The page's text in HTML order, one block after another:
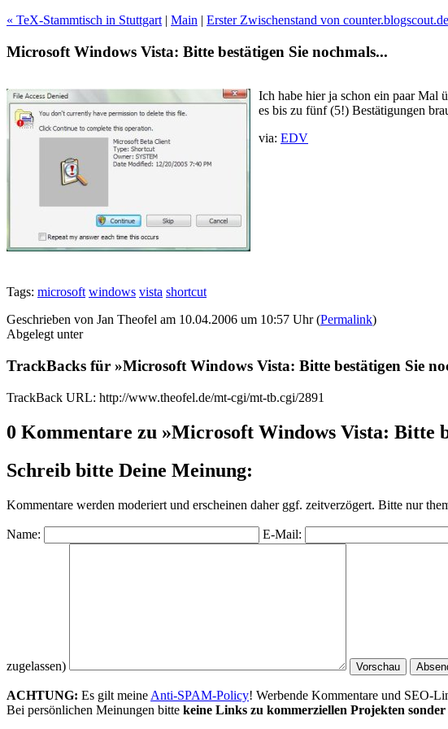
« TeX-Stammtisch in Stuttgart | Main | Erster Zwischenstand von
Microsoft Windows Vista: Bitte bestätigen Sie nochmals...
Ich habe hier ja schon ein paar Mal
es bis zu fünf (5!) Bestätigungen
via: EDV
Tags: microsoft windows vista shortcut
Geschrieben von Jan Theofel am 10.04.2006 um 10:57 Uhr (Permalink)
Abgelegt unter
TrackBacks für »Microsoft Windows Vista: Bitte bestätigen Sie
TrackBack URL: http://www.theofel.de/mt-cgi/mt-tb.cgi/2891
0 Kommentare zu »Microsoft Windows Vista: Bitte
Schreib bitte Deine Meinung:
Kommentare werden moderiert und erscheinen daher ggf. zeitverzögert. Bitte nur
Name: E-Mail:
zugelassen)
ACHTUNG: Es gilt meine Anti-SPAM-Policy! Werbende Kommentare und SEO-
Bei persönlichen Meinungen bitte keine Links zu kommerziellen Projekten